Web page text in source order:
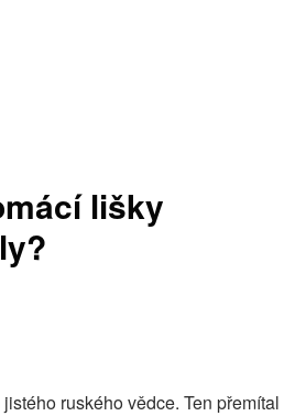
lišky
ruského vědce. Ten přemítal